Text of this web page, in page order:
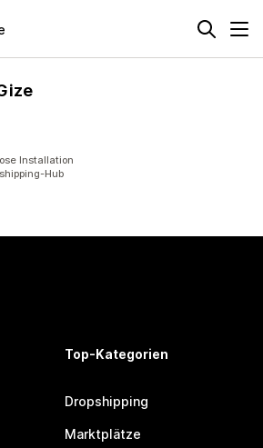
Installation
Hub
Top-Kategorien
Dropshipping
Marktplätze